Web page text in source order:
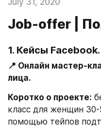
July 31, 2020
Job-offer |
1. Кейсы
📍 Онлайн мастер-
лица.
Коротко о проекте:
класс для женщин
помощью тейпов